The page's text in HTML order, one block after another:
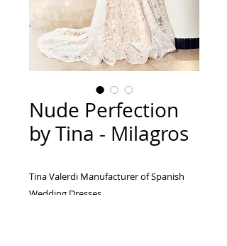
Nude Perfection
by Tina - Milagros
Tina Valerdi Manufacturer of Spanish
Wedding Dresses...